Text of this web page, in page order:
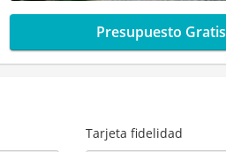
Presupuesto Gratis
Tarjeta fidelidad